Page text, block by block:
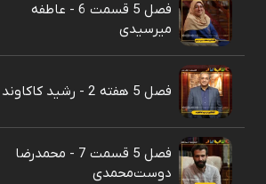
فصل 5 قسمت 6 - عاطفه
میرسیدی
فصل 5 هفته 2 - رشید کاکاوند
فصل 5 قسمت 7 - محمدرضا
دوست‌محمدی